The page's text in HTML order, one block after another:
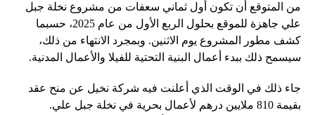
من المتوقع أن تكون أول ثماني سعفات من مشروع نخلة جبل
علي جاهزة للموقع بحلول الربع الأول من عام 2025، حسبما
كشف مطور المشروع يوم الاثنين. وبمجرد الانتهاء من ذلك،
سيسمح ذلك ببدء أعمال البنية التحتية للفيلا والأعمال المدنية.
جاء ذلك في الوقت الذي أعلنت فيه شركة نخيل عن منح عقد
بقيمة 810 ملايين درهم لأعمال بحرية في نخلة جبل علي.